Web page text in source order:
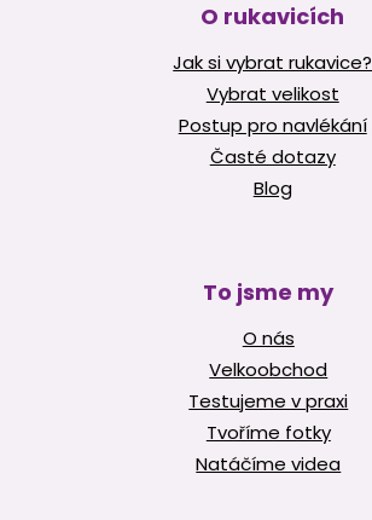
O rukavicích
Jak si vybrat rukavice?
Vybrat velikost
Postup pro navlékání
Časté dotazy
Blog
To jsme my
O nás
Velkoobchod
Testujeme v praxi
Tvoříme fotky
Natáčíme videa